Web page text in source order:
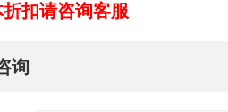
扣请咨询客服
询